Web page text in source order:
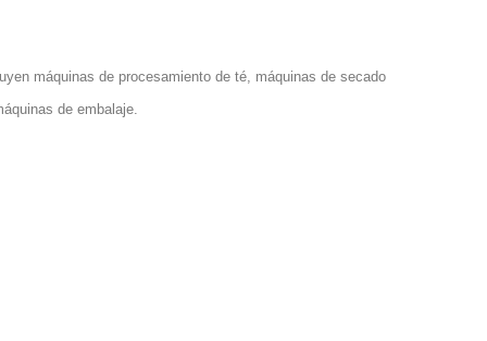
máquinas de procesamiento de té, máquinas de secado
de embalaje.